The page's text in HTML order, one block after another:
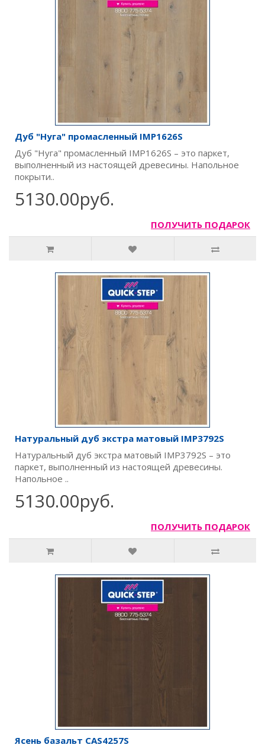
Дуб "Нуга" промасленный IMP1626S
Дуб "Нуга" промасленный IMP1626S – это паркет,
выполненный из настоящей древесины. Напольное
покрыти..
5130.00руб.
ПОЛУЧИТЬ ПОДАРОК
Натуральный дуб экстра матовый IMP3792S
Натуральный дуб экстра матовый IMP3792S – это
паркет, выполненный из настоящей древесины.
Напольное ..
5130.00руб.
ПОЛУЧИТЬ ПОДАРОК
Ясень базальт CAS4257S